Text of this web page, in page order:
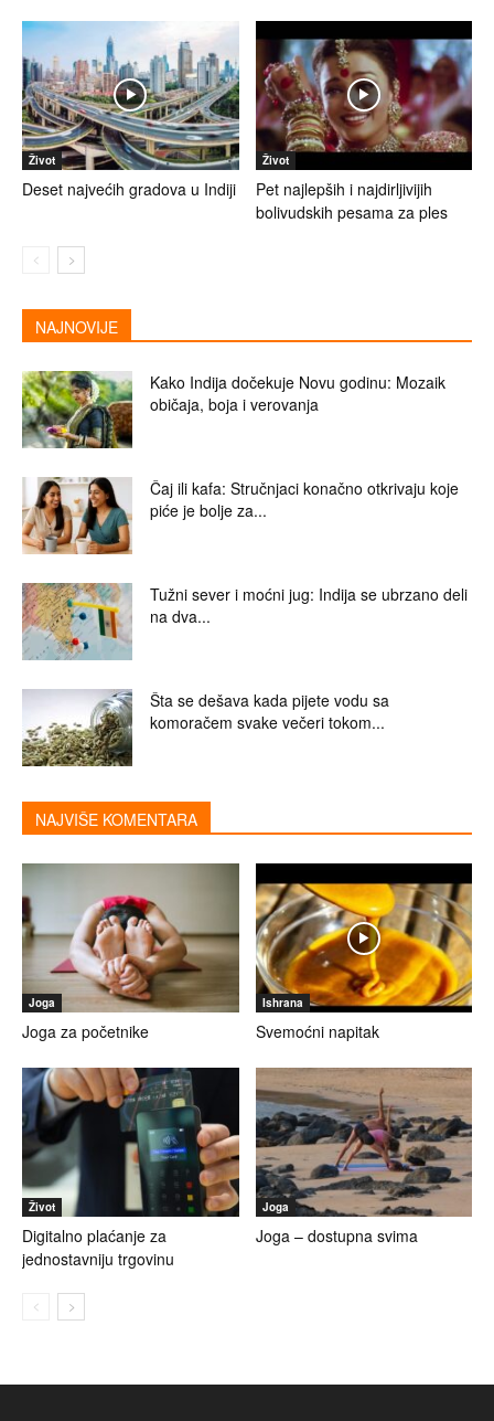
Život
Deset najvećih gradova u Indiji
Život
Pet najlepših i najdirljivijih
bolivudskih pesama za ples
NAJNOVIJE
Kako Indija dočekuje Novu godinu: Mozaik
običaja, boja i verovanja
Čaj ili kafa: Stručnjaci konačno otkrivaju koje
piće je bolje za...
Tužni sever i moćni jug: Indija se ubrzano deli
na dva...
Šta se dešava kada pijete vodu sa
komoračem svake večeri tokom...
NAJVIŠE KOMENTARA
Joga
Joga za početnike
Ishrana
Svemoćni napitak
Život
Digitalno plaćanje za
jednostavniju trgovinu
Joga
Joga – dostupna svima